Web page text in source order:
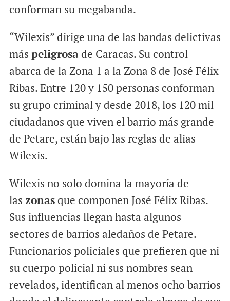
conforman su megabanda.
“Wilexis” dirige una de las bandas delictivas
más peligrosade Caracas. Su control
abarca de la Zona 1 a la Zona 8 de José Félix
Ribas. Entre 120 y 150 personas conforman
su grupo criminal y desde 2018, los 120 mil
ciudadanos que viven el barrio más grande
de Petare, están bajo las reglas de alias
Wilexis.
Wilexis no solo domina la mayoría de
las zonasque componen José Félix Ribas.
Sus influencias llegan hasta algunos
sectores de barrios aledaños de Petare.
Funcionarios policiales que prefieren que ni
su cuerpo policial ni sus nombres sean
revelados, identifican al menos ocho barrios